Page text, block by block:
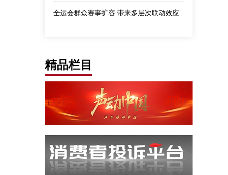
全运会群众赛事扩容 带来多层次联动效应
精品栏目